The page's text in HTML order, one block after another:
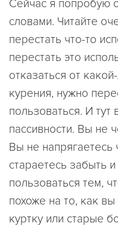
Сейчас я попробую
словами. Читайте
перестать что-то
перестать это
отказаться от
курения, нужно
пользоваться. И
пассивности. Вы не
Вы не напрягаетесь
стараетесь забыть
пользоваться тем,
похоже на то, как
куртку или старые